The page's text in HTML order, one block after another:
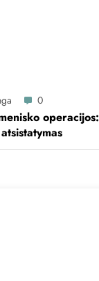
0
operacijos: